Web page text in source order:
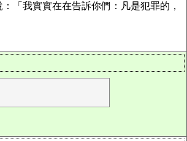
「我實實在在告訴你們：凡是犯罪的，